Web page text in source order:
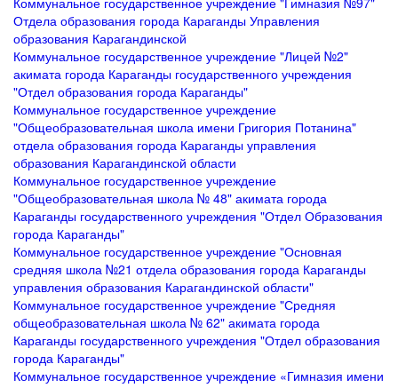
Отдела образования города Караганды Управления
образования Карагандинской
Коммунальное государственное учреждение "Лицей №2"
акимата города Караганды государственного учреждения
"Отдел образования города Караганды"
Коммунальное государственное учреждение
"Общеобразовательная школа имени Григория Потанина"
отдела образования города Караганды управления
образования Карагандинской области
Коммунальное государственное учреждение
"Общеобразовательная школа № 48" акимата города
Караганды государственного учреждения "Отдел Образования
города Караганды"
Коммунальное государственное учреждение "Основная
средняя школа №21 отдела образования города Караганды
управления образования Карагандинской области"
Коммунальное государственное учреждение "Средняя
общеобразовательная школа № 62" акимата города
Караганды государственного учреждения "Отдел образования
города Караганды"
Коммунальное государственное учреждение «Гимназия имени